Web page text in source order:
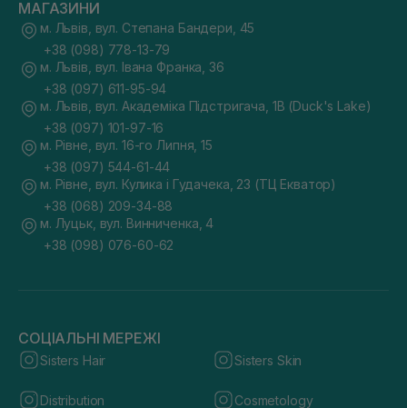
МАГАЗИНИ
м. Львів, вул. Степана Бандери, 45
+38 (098) 778-13-79
м. Львів, вул. Івана Франка, 36
+38 (097) 611-95-94
м. Львів, вул. Академіка Підстригача, 1В (Duck's Lake)
+38 (097) 101-97-16
м. Рівне, вул. 16-го Липня, 15
+38 (097) 544-61-44
м. Рівне, вул. Кулика і Гудачека, 23 (ТЦ Екватор)
+38 (068) 209-34-88
м. Луцьк, вул. Винниченка, 4
+38 (098) 076-60-62
СОЦІАЛЬНІ МЕРЕЖІ
Sisters Hair Sisters Skin
Distribution Cosmetology